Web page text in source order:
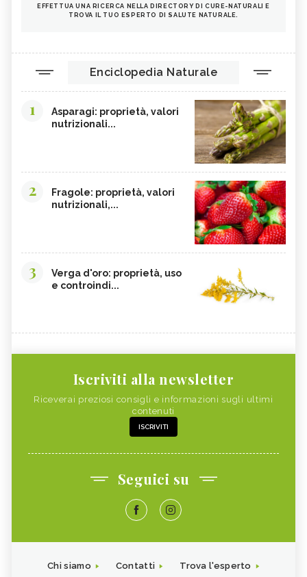
EFFETTUA UNA RICERCA NELLA DIRECTORY DI CURE-NATURALI E
TROVA IL TUO ESPERTO DI SALUTE NATURALE.
Enciclopedia Naturale
1
Asparagi: proprietà, valori
nutrizionali...
2
Fragole: proprietà, valori
nutrizionali,...
3
Verga d'oro: proprietà, uso
e controindi...
Iscriviti alla newsletter
Riceverai preziosi consigli e informazioni sugli ultimi
contenuti
ISCRIVITI
Seguici su
Chi siamo Contatti Trova l'esperto